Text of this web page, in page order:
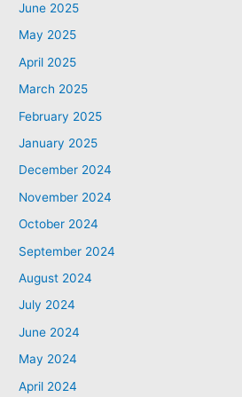
June 2025
May 2025
April 2025
March 2025
February 2025
January 2025
December 2024
November 2024
October 2024
September 2024
August 2024
July 2024
June 2024
May 2024
April 2024